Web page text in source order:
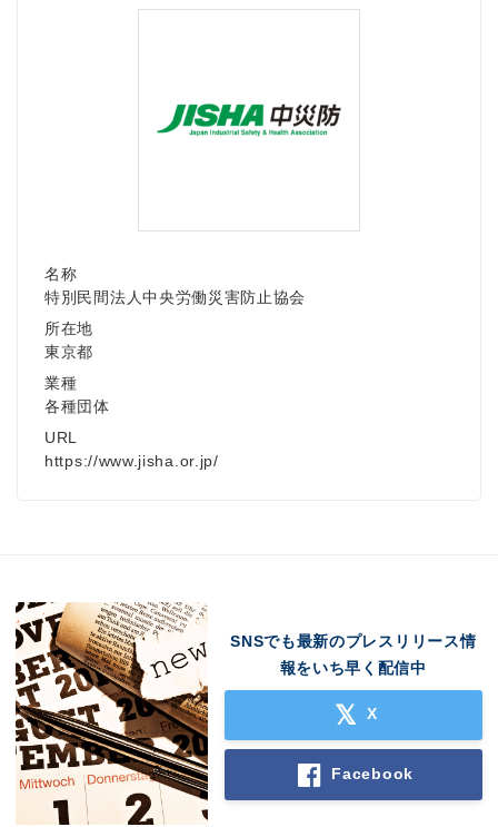
名称
特別民間法人中央労働災害防止協会
所在地
東京都
業種
各種団体
URL
https://www.jisha.or.jp/
SNSでも最新のプレスリリース情
報をいち早く配信中
X
Facebook